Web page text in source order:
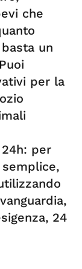
che
un
per la
per
24